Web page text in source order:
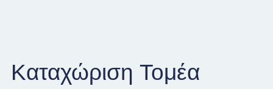
Καταχώριση Τομέα